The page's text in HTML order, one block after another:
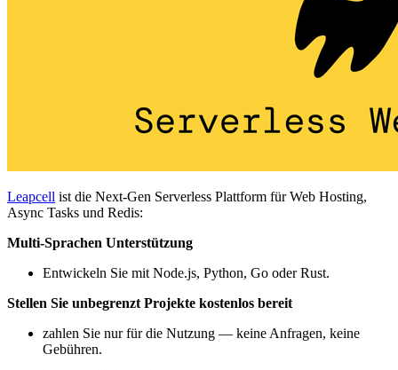
Leapcell ist die Next-Gen Serverless Plattform für Web Hosting,
Async Tasks und Redis:
Multi-Sprachen Unterstützung
Entwickeln Sie mit Node.js, Python, Go oder Rust.
Stellen Sie unbegrenzt Projekte kostenlos bereit
zahlen Sie nur für die Nutzung — keine Anfragen, keine
Gebühren.